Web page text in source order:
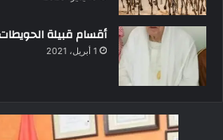
أقسام قبيلة
1 أبريل، 2021